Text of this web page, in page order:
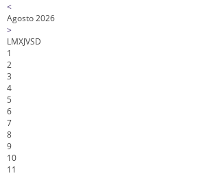
<
Agosto 2026
>
LMXJVSD
1
2
3
4
5
6
7
8
9
10
11